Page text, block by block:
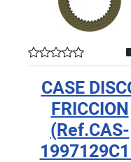
CASE
FRICCION
(Ref.CAS-